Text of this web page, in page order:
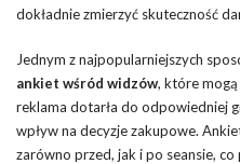
dokładnie zmierzyć skuteczność
Jednym z najpopularniejszych
ankiet wśród widzów, które
reklama dotarła do odpowiedniej
wpływ na decyzje zakupowe.
zarówno przed, jak i po seansie,